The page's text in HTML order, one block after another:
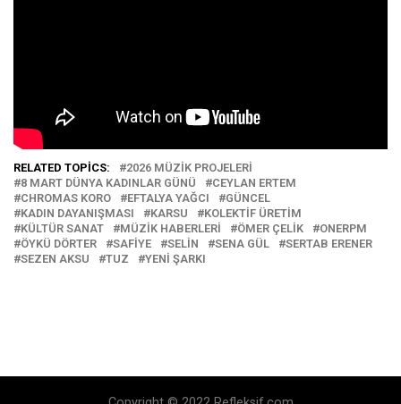
RELATED TOPICS:
2026 MÜZIK PROJELERI
8 MART DÜNYA KADINLAR GÜNÜ
CEYLAN ERTEM
CHROMAS KORO
EFTALYA YAĞCI
GÜNCEL
KADIN DAYANIŞMASI
KARSU
KOLEKTIF ÜRETIM
KÜLTÜR SANAT
MÜZIK HABERLERI ÖMER ÇELIK
ONERPM
ÖYKÜ DÖRTER
SAFIYE SELIN SENA GÜL
SERTAB ERENER
SEZEN AKSU
TUZ YENI ŞARKI